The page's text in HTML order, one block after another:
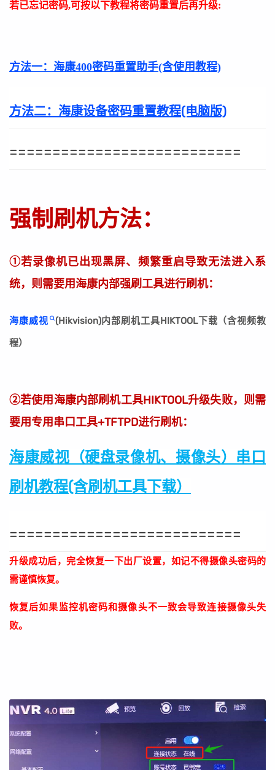
若已忘记密码,可按以下教程将密码重置后再升级:
方法一： 海康400密码重置助手(含使用教程)
方法二： 海康设备密码重置教程(电脑版)
===========================
强制刷机方法：
①若录像机已出现黑屏、频繁重启导致无法进入系
统，则需要用海康内部强刷工具进行刷机：
海康威视
(Hikvision)内部刷机工具HIKTOOL下载（含视频教
程）
②若使用海康内部刷机工具HIKTOOL升级失败，则需
要用专用串口工具+TFTPD进行刷机：
海康威视（硬盘录像机、摄像头）串口
刷机教程(含刷机工具下载）
===========================
升级成功后，完全恢复一下出厂设置，如记不得摄像头密码的
需谨慎恢复。
恢复后如果监控机密码和摄像头不一致会导致连接摄像头失
败。